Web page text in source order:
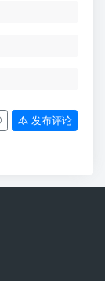
发布评论